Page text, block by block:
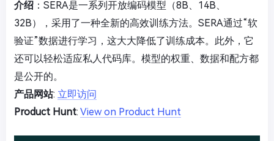
介绍 ：SERA是一系列开放编码模型（8B、14B、
32B），采用了一种全新的高效训练方法。SERA通过“软
验证”数据进行学习，这大大降低了训练成本。此外，它
还可以轻松适应私人代码库。模型的权重、数据和配方都
是公开的。
产品网站: 立即访问
Product Hunt: View on Product Hunt